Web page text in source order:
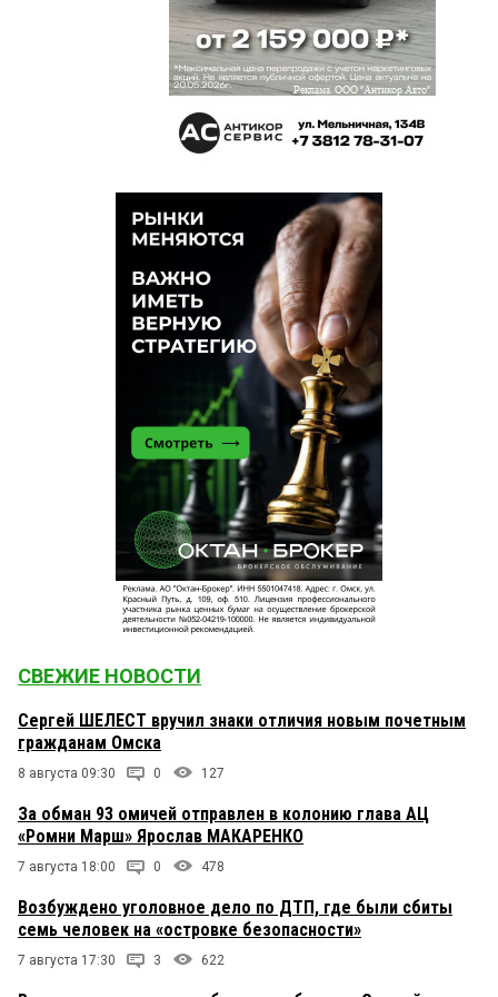
11 июня 2026 в 15:55:
Наконец хоть производственника назначили, а
не коммерсанта и не из КГБ, как до этого.
СВЕЖИЕ НОВОСТИ
Сергей ШЕЛЕСТ вручил знаки отличия новым почетным
гражданам Омска
8 августа 09:30 0 127
За обман 93 омичей отправлен в колонию глава АЦ
«Ромни Марш» Ярослав МАКАРЕНКО
7 августа 18:00 0 478
Возбуждено уголовное дело по ДТП, где были сбиты
семь человек на «островке безопасности»
7 августа 17:30 3 622